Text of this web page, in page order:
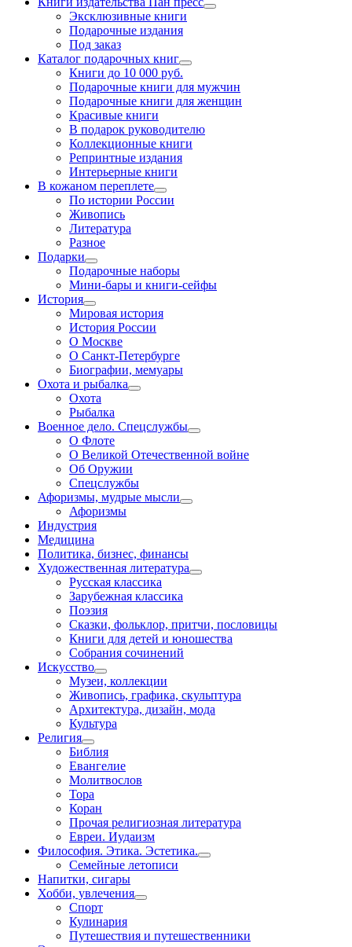
Эксклюзивные книги
Подарочные издания
Под заказ
Каталог подарочных книг
Книги до 10 000 руб.
Подарочные книги для мужчин
Подарочные книги для женщин
Красивые книги
В подарок руководителю
Коллекционные книги
Репринтные издания
Интерьерные книги
В кожаном переплете
По истории России
Живопись
Литература
Разное
Подарки
Подарочные наборы
Мини-бары и книги-сейфы
История
Мировая история
История России
О Москве
О Санкт-Петербурге
Биографии, мемуары
Охота и рыбалка
Охота
Рыбалка
Военное дело. Спецслужбы
О Флоте
О Великой Отечественной войне
Об Оружии
Спецслужбы
Афоризмы, мудрые мысли
Афоризмы
Индустрия
Медицина
Политика, бизнес, финансы
Художественная литература
Русская классика
Зарубежная классика
Поэзия
Сказки, фольклор, притчи, пословицы
Книги для детей и юношества
Собрания сочинений
Искусство
Музеи, коллекции
Живопись, графика, скульптура
Архитектура, дизайн, мода
Культура
Религия
Библия
Евангелие
Молитвослов
Тора
Коран
Прочая религиозная литература
Евреи. Иудаизм
Философия. Этика. Эстетика.
Семейные летописи
Напитки, сигары
Хобби, увлечения
Спорт
Кулинария
Путешествия и путешественники